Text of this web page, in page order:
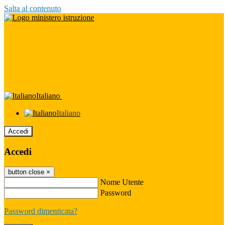
Salta al contenuto
Italiano
Italiano
Accedi
Accedi
button close ×
Nome Utente
Password
Password dimenticata?